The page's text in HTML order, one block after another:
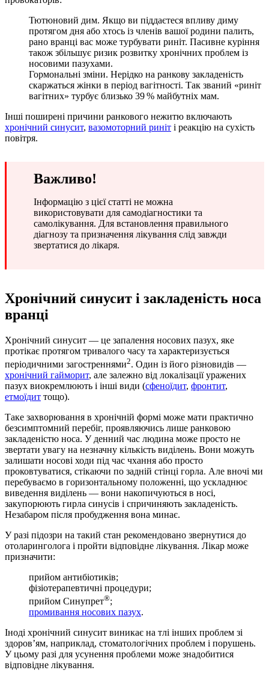
Тютюновий дим. Якщо ви піддаєтеся впливу диму
протягом дня або хтось із членів вашої родини палить,
рано вранці вас може турбувати риніт. Пасивне куріння
також збільшує ризик розвитку хронічних проблем із
носовими пазухами.
Гормональні зміни. Нерідко на ранкову закладеність
скаржаться жінки в період вагітності. Так званий «риніт
вагітних» турбує близько 39 % майбутніх мам.
Інші поширені причини ранкового нежитю включають
хронічний синусит, вазомоторний риніт і реакцію на сухість
повітря.
Важливо!
Інформацію з цієї статті не можна
використовувати для самодіагностики та
самолікування. Для встановлення правильного
діагнозу та призначення лікування слід завжди
звертатися до лікаря.
Хронічний синусит і закладеність носа
вранці
Хронічний синусит — це запалення носових пазух, яке
протікає протягом тривалого часу та характеризується
періодичними загостреннями2. Один із його різновидів —
хронічний гайморит, але залежно від локалізації уражених
пазух виокремлюють і інші види (сфеноїдит, фронтит,
етмоїдит тощо).
Таке захворювання в хронічній формі може мати практично
безсимптомний перебіг, проявляючись лише ранковою
закладеністю носа. У денний час людина може просто не
звертати увагу на незначну кількість виділень. Вони можуть
залишати носові ходи під час чхання або просто
проковтуватися, стікаючи по задній стінці горла. Але вночі ми
перебуваємо в горизонтальному положенні, що ускладнює
виведення виділень — вони накопичуються в носі,
закупорюють гирла синусів і спричиняють закладеність.
Незабаром після пробудження вона минає.
У разі підозри на такий стан рекомендовано звернутися до
отоларинголога і пройти відповідне лікування. Лікар може
призначити:
прийом антибіотиків;
фізіотерапевтичні процедури;
прийом Синупрет®;
промивання носових пазух.
Іноді хронічний синусит виникає на тлі інших проблем зі
здоров’ям, наприклад, стоматологічних проблем і порушень.
У цьому разі для усунення проблеми може знадобитися
відповідне лікування.